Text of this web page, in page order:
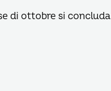
di ottobre si concluda